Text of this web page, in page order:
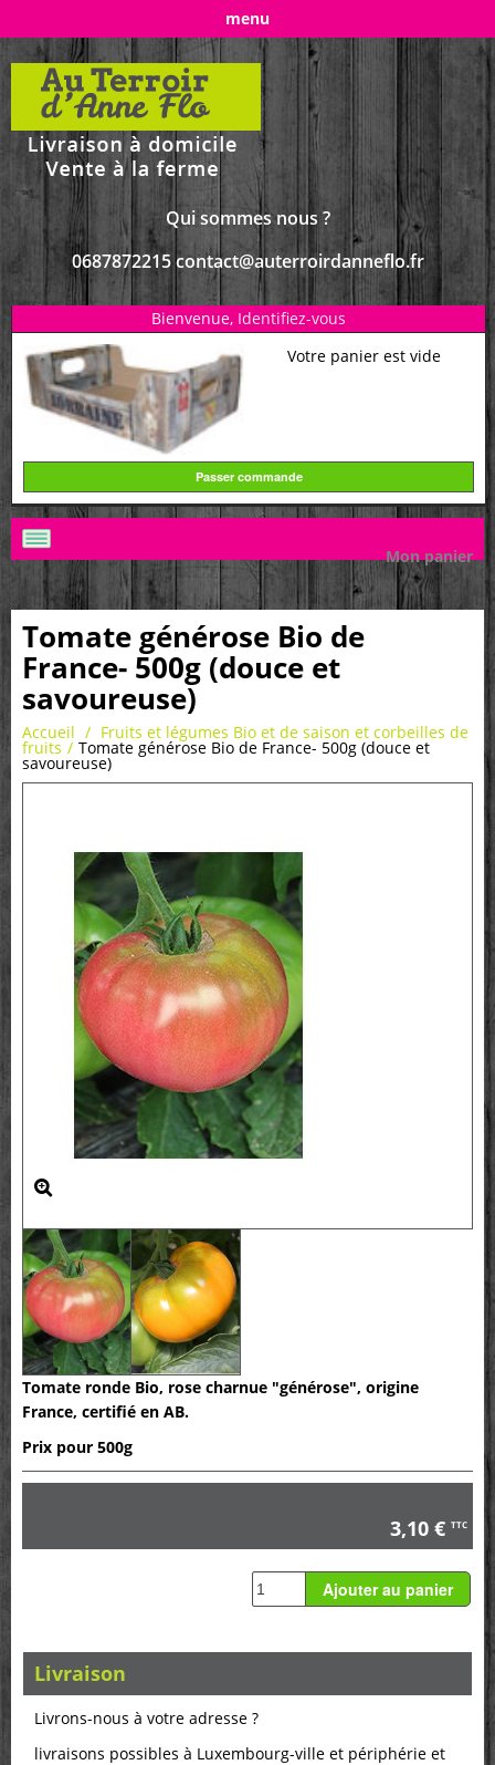
menu
Qui sommes nous ?
0687872215 contact@auterroirdanneflo.fr
Bienvenue, Identifiez-vous
Votre panier est vide
Passer commande
Mon panier
Tomate générose Bio de
France- 500g (douce et
savoureuse)
Accueil / Fruits et légumes Bio et de saison et corbeilles de
fruits / Tomate générose Bio de France- 500g (douce et
savoureuse)
Tomate ronde Bio, rose charnue "générose", origine
France, certifié en AB.
Prix pour 500g
3,10 € TTC
Livraison
Livrons-nous à votre adresse ?
livraisons possibles à Luxembourg-ville et périphérie et